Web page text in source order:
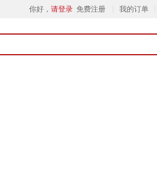
你好， 请登录 免费注册 我的订单